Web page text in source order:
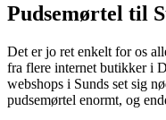
Pudsemørtel til
Det er jo ret enkelt for os
fra flere internet butikker i
webshops i Sunds set sig
pudsemørtel enormt, og